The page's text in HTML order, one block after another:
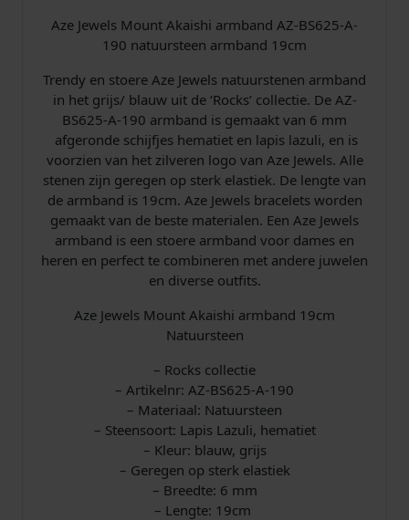
1
9
m
A
Z
-
B
S
6
2
5
-
a
a
n
a
Aze Jewels Mount Akaishi armband AZ-BS625-A-
190 natuursteen armband 19cm
Trendy en stoere Aze Jewels natuurstenen armband
in het grijs/ blauw uit de ‘Rocks’ collectie. De AZ-
BS625-A-190 armband is gemaakt van 6 mm
afgeronde schijfjes hematiet en lapis lazuli, en is
voorzien van het zilveren logo van Aze Jewels. Alle
stenen zijn geregen op sterk elastiek. De lengte van
de armband is 19cm. Aze Jewels bracelets worden
gemaakt van de beste materialen. Een Aze Jewels
armband is een stoere armband voor dames en
heren en perfect te combineren met andere juwelen
en diverse outfits.
Aze Jewels Mount Akaishi armband 19cm
Natuursteen
– Rocks collectie
– Artikelnr: AZ-BS625-A-190
– Materiaal: Natuursteen
– Steensoort: Lapis Lazuli, hematiet
– Kleur: blauw, grijs
– Geregen op sterk elastiek
– Breedte: 6 mm
– Lengte: 19cm